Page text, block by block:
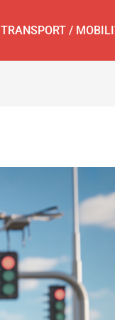
TRANSPORT /